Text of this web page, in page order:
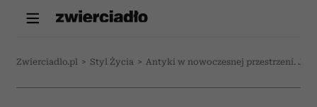
Zwierciadlo.pl > Styl Życia > Antyki w nowoczesnej przestrzeni. Jak